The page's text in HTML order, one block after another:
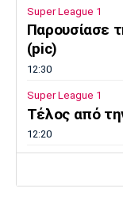
Super League 1
Παρουσίασε
(pic)
12:30
Super League 1
Τέλος από
12:20
Εθνική